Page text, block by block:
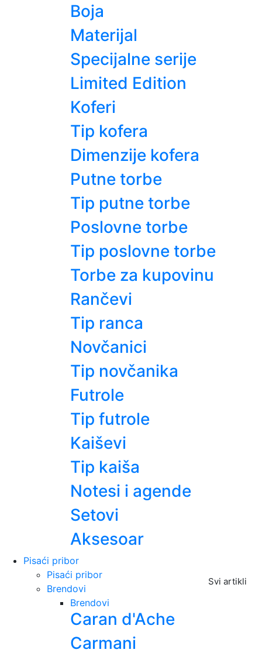
Boja
Materijal
Specijalne serije
Limited Edition
Koferi
Tip kofera
Dimenzije kofera
Putne torbe
Tip putne torbe
Poslovne torbe
Tip poslovne torbe
Torbe za kupovinu
Rančevi
Tip ranca
Novčanici
Tip novčanika
Futrole
Tip futrole
Kaiševi
Tip kaiša
Notesi i agende
Setovi
Aksesoar
Pisaći pribor
Svi artikli
Pisaći pribor
Brendovi
Brendovi
Caran d'Ache
Carmani